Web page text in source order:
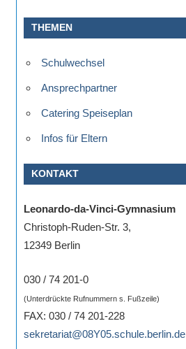
THEMEN
Schulwechsel
Ansprechpartner
Catering Speiseplan
Infos für Eltern
KONTAKT
Leonardo-da-Vinci-Gymnasium
Christoph-Ruden-Str. 3,
12349 Berlin
030 / 74 201-0
(Unterdrückte Rufnummern s. Fußzeile)
FAX: 030 / 74 201-228
sekretariat@08Y05.schule.berlin.de